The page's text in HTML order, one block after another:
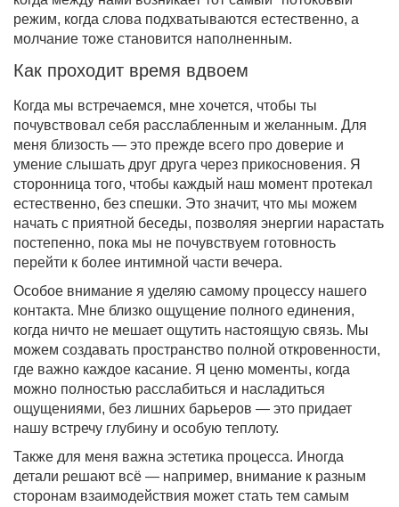
режим, когда слова подхватываются естественно, а
молчание тоже становится наполненным.
Как проходит время вдвоем
Когда мы встречаемся, мне хочется, чтобы ты
почувствовал себя расслабленным и желанным. Для
меня близость — это прежде всего про доверие и
умение слышать друг друга через прикосновения. Я
сторонница того, чтобы каждый наш момент протекал
естественно, без спешки. Это значит, что мы можем
начать с приятной беседы, позволяя энергии нарастать
постепенно, пока мы не почувствуем готовность
перейти к более интимной части вечера.
Особое внимание я уделяю самому процессу нашего
контакта. Мне близко ощущение полного единения,
когда ничто не мешает ощутить настоящую связь. Мы
можем создавать пространство полной откровенности,
где важно каждое касание. Я ценю моменты, когда
можно полностью расслабиться и насладиться
ощущениями, без лишних барьеров — это придает
нашу встречу глубину и особую теплоту.
Также для меня важна эстетика процесса. Иногда
детали решают всё — например, внимание к разным
сторонам взаимодействия может стать тем самым